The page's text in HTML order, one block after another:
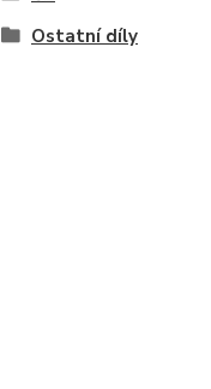
Ostatní díly